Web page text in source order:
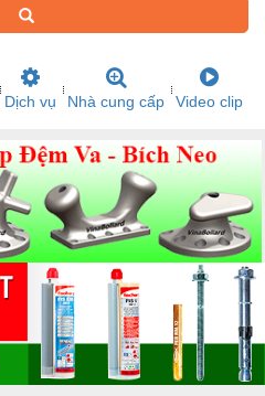
Dịch vụ Nhà cung cấp Video clip